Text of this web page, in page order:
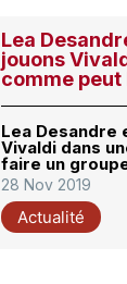
Lea
jouons
comme peut
Lea Desandre
Vivaldi dans
faire un
28 Nov 2019
Actualité